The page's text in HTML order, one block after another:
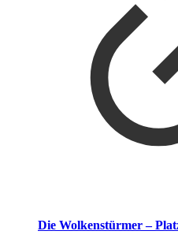
Die Wolkenstürmer –